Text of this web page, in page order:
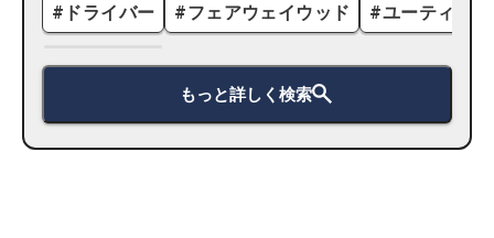
# ドライバー #フェアウェイウッド #ユーティリ
もっと詳しく検索